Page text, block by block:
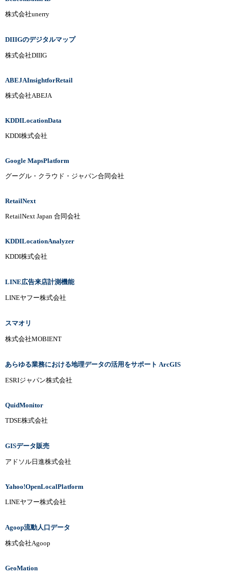
株式会社unerry
DIIIGのデジタルマップ
株式会社DIIIG
ABEJAInsightforRetail
株式会社ABEJA
KDDILocationData
KDDI株式会社
Google MapsPlatform
グーグル・クラウド・ジャパン合同会社
RetailNext
RetailNext Japan 合同会社
KDDILocationAnalyzer
KDDI株式会社
LINE広告来店計測機能
LINEヤフー株式会社
スマオリ
株式会社MOBIENT
あらゆる業務における地理データの活用をサポート ArcGIS
ESRIジャパン株式会社
QuidMonitor
TDSE株式会社
GISデータ販売
アドソル日進株式会社
Yahoo!OpenLocalPlatform
LINEヤフー株式会社
Agoop流動人口データ
株式会社Agoop
GeoMation